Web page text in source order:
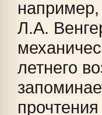
Л.А.
летнего